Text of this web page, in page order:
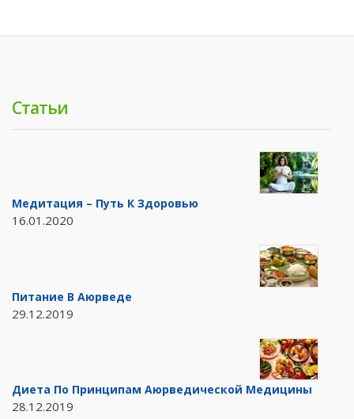
Статьи
Медитация – Путь К Здоровью
16.01.2020
Питание В Аюрведе
29.12.2019
Диета По Принципам Аюрведической Медицины
28.12.2019